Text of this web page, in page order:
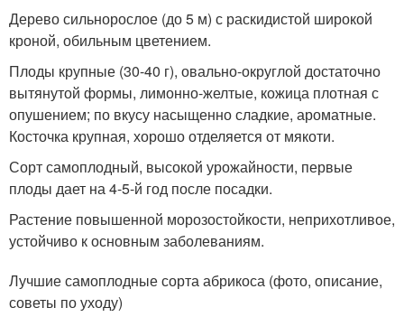
Дерево сильнорослое (до 5 м) с раскидистой широкой
кроной, обильным цветением.
Плоды крупные (30-40 г), овально-округлой достаточно
вытянутой формы, лимонно-желтые, кожица плотная с
опушением; по вкусу насыщенно сладкие, ароматные.
Косточка крупная, хорошо отделяется от мякоти.
Сорт самоплодный, высокой урожайности, первые
плоды дает на 4-5-й год после посадки.
Растение повышенной морозостойкости, неприхотливое,
устойчиво к основным заболеваниям.
Лучшие самоплодные сорта абрикоса (фото, описание,
советы по уходу)